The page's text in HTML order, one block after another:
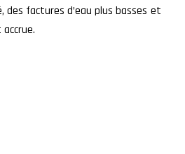
des factures d’eau plus basses et